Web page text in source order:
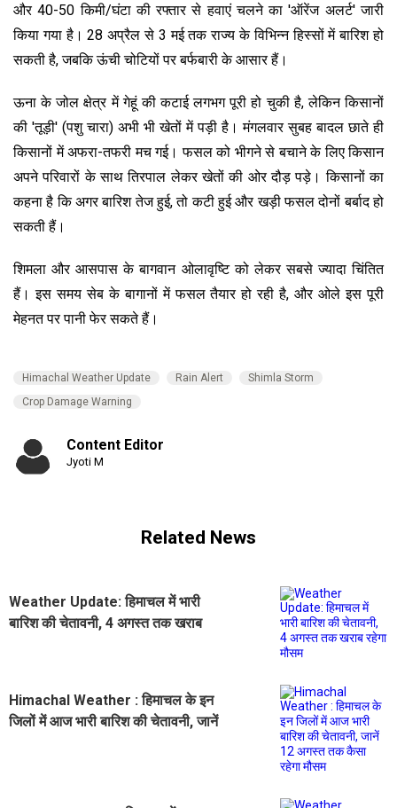
और 40-50 किमी/घंटा की रफ्तार से हवाएं चलने का 'ऑरेंज अलर्ट' जारी
किया गया है। 28 अप्रैल से 3 मई तक राज्य के विभिन्न हिस्सों में बारिश हो
सकती है, जबकि ऊंची चोटियों पर बर्फबारी के आसार हैं।
ऊना के जोल क्षेत्र में गेहूं की कटाई लगभग पूरी हो चुकी है, लेकिन किसानों
की 'तूड़ी' (पशु चारा) अभी भी खेतों में पड़ी है। मंगलवार सुबह बादल छाते ही
किसानों में अफरा-तफरी मच गई। फसल को भीगने से बचाने के लिए किसान
अपने परिवारों के साथ तिरपाल लेकर खेतों की ओर दौड़ पड़े। किसानों का
कहना है कि अगर बारिश तेज हुई, तो कटी हुई और खड़ी फसल दोनों बर्बाद हो
सकती हैं।
शिमला और आसपास के बागवान ओलावृष्टि को लेकर सबसे ज्यादा चिंतित
हैं। इस समय सेब के बागानों में फसल तैयार हो रही है, और ओले इस पूरी
मेहनत पर पानी फेर सकते हैं।
Himachal Weather Update Rain Alert
Shimla Storm
Crop Damage Warning
Content Editor
Jyoti M
Related News
Weather Update: हिमाचल में भारी
बारिश की चेतावनी, 4 अगस्त तक खराब
Himachal Weather : हिमाचल के इन
जिलों में आज भारी बारिश की चेतावनी, जानें